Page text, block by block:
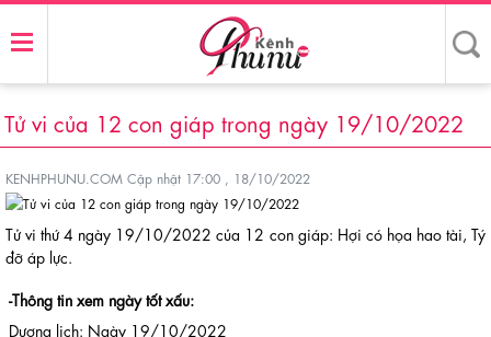
Tử vi của 12 con giáp trong ngày 19/10/2022
KENHPHUNU.COM Cập nhật 17:00 , 18/10/2022
Tử vi thứ 4 ngày 19/10/2022 của 12 con giáp: Hợi có họa hao tài, Tý
đỡ áp lực.
-Thông tin xem ngày tốt xấu:
Dương lịch: Ngày 19/10/2022